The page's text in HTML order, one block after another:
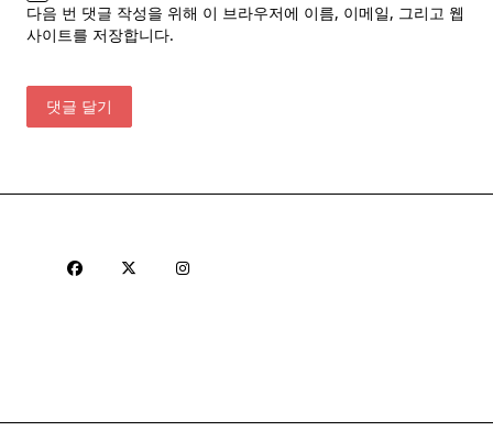
다음 번 댓글 작성을 위해 이 브라우저에 이름, 이메일, 그리고 웹
사이트를 저장합니다.